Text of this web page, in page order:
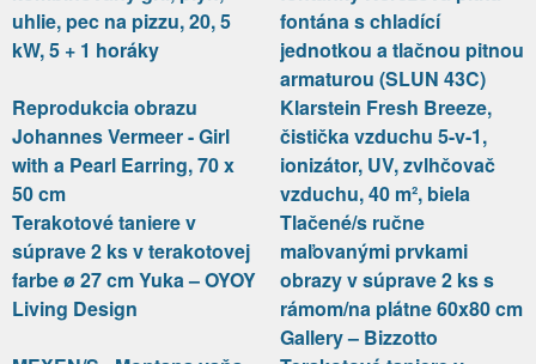
uhlie, pec na pizzu, 20, 5
kW, 5 + 1 horáky
fontána s chladící
jednotkou a tlačnou pitnou
armaturou (SLUN 43C)
Reprodukcia obrazu
Johannes Vermeer - Girl
with a Pearl Earring, 70 x
50 cm
Klarstein Fresh Breeze,
čistička vzduchu 5-v-1,
ionizátor, UV, zvlhčovač
vzduchu, 40 m², biela
Terakotové taniere v
súprave 2 ks v terakotovej
farbe ø 27 cm Yuka – OYOY
Living Design
Tlačené/s ručne
maľovanými prvkami
obrazy v súprave 2 ks s
rámom/na plátne 60x80 cm
Gallery – Bizzotto